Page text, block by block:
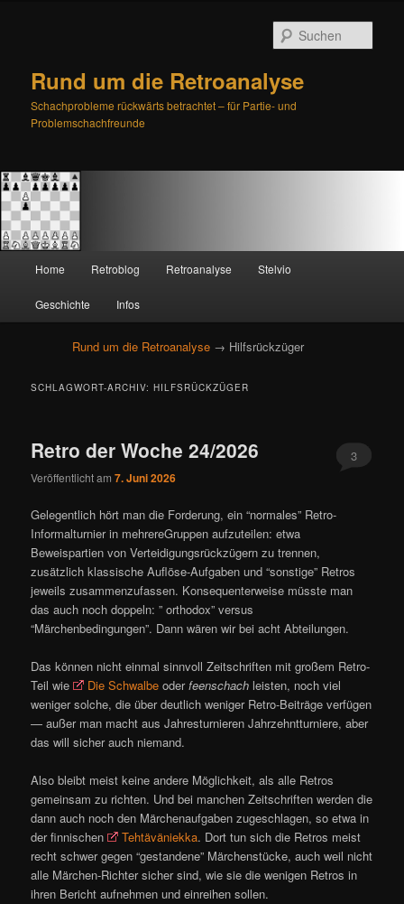
Rund um die Retroanalyse
Schachprobleme rückwärts betrachtet – für Partie- und
Problemschachfreunde
Zum
primären
Inhalt
springen
Zum
sekundären
Inhalt
springen
Home Retroblog Retroanalyse Stelvio
Geschichte Infos
Rund um die Retroanalyse → Hilfsrückzüger
SCHLAGWORT-ARCHIV:HILFSRÜCKZÜGER
Retro der Woche 24/2026
Veröffentlicht am7. Juni 2026
3
Gelegentlich hört man die Forderung, ein “normales” Retro-
Informalturnier in mehrereGruppen aufzuteilen: etwa
Beweispartien von Verteidigungsrückzügern zu trennen,
zusätzlich klassische Auflöse-Aufgaben und “sonstige” Retros
jeweils zusammenzufassen. Konsequenterweise müsste man
das auch noch doppeln: ” orthodox” versus
“Märchenbedingungen”. Dann wären wir bei acht Abteilungen.
Das können nicht einmal sinnvoll Zeitschriften mit großem Retro-
Teil wie
Die Schwalbe oderfeenschach leisten, noch viel
weniger solche, die über deutlich weniger Retro-Beiträge verfügen
— außer man macht aus Jahresturnieren Jahrzehntturniere, aber
das will sicher auch niemand.
Also bleibt meist keine andere Möglichkeit, als alle Retros
gemeinsam zu richten. Und bei manchen Zeitschriften werden die
dann auch noch den Märchenaufgaben zugeschlagen, so etwa in
der finnischen
Tehtäväniekka. Dort tun sich die Retros meist
recht schwer gegen “gestandene” Märchenstücke, auch weil nicht
alle Märchen-Richter sicher sind, wie sie die wenigen Retros in
ihren Bericht aufnehmen und einreihen sollen.